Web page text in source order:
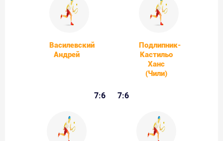
Василевский
Андрей
Подлипник-
Кастильо
Ханс
(Чили)
7:6 7:6